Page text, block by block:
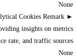
None
►
Cookies Remark
insights on metrics
rate, and traffic sources.
None